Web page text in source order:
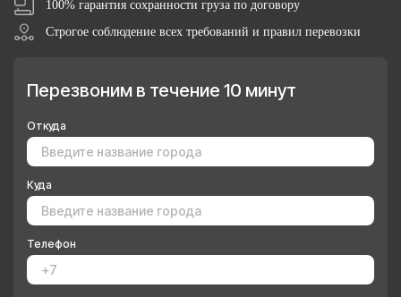
100% гарантия сохранности груза по договору
Строгое соблюдение всех требований и правил перевозки
Перезвоним в течение 10 минут
Откуда
Куда
Телефон